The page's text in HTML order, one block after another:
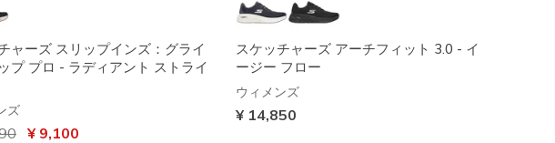
ャーズ スリップインズ：グライ
プ プロ - ラディアント ストライ
ズ
引き
から
¥ 9,100
スケッチャーズ アーチフィット 3.0 - イ
ージー フロー
ウィメンズ
¥ 14,850